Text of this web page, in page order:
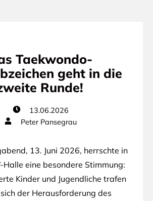
Taekwondo-
geht in die
Runde!
13.06.2026
Peter Pansegrau
13. Juni 2026, herrschte in
Halle eine besondere Stimmung:
Kinder und Jugendliche trafen
der Herausforderung des